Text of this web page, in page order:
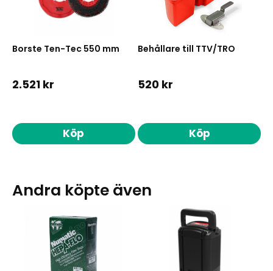
Borste Ten-Tec 550 mm
2.521 kr
Köp
Behållare till TTV/TRO
520 kr
Köp
Andra köpte även